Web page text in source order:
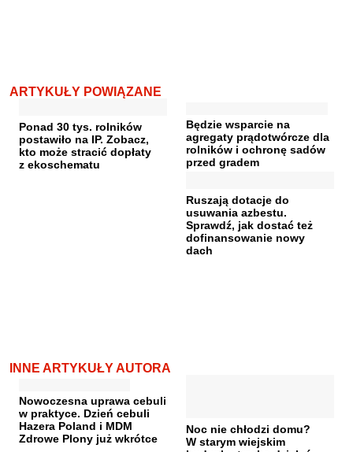
ARTYKUŁY POWIĄZANE
Ponad 30 tys. rolników
postawiło na IP. Zobacz,
kto może stracić dopłaty
z ekoschematu
Będzie wsparcie na
agregaty prądotwórcze dla
rolników i ochronę sadów
przed gradem
Ruszają dotacje do
usuwania azbestu.
Sprawdź, jak dostać też
dofinansowanie nowy
dach
INNE ARTYKUŁY AUTORA
Nowoczesna uprawa cebuli
w praktyce. Dzień cebuli
Hazera Poland i MDM
Zdrowe Plony już wkrótce
Noc nie chłodzi domu?
W starym wiejskim